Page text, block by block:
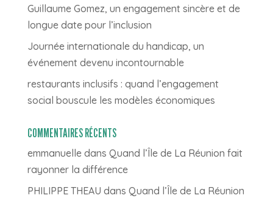
Guillaume Gomez, un engagement sincère et de
longue date pour l’inclusion
Journée internationale du handicap, un
événement devenu incontournable
restaurants inclusifs : quand l’engagement
social bouscule les modèles économiques
COMMENTAIRES RÉCENTS
emmanuelledans Quand l’Île de La Réunion fait
rayonner la différence
PHILIPPE THEAU dans Quand l’Île de La Réunion